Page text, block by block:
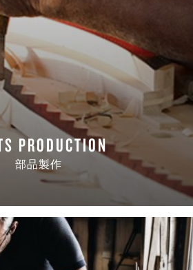
PRODUCTION
部品製作
READ MORE